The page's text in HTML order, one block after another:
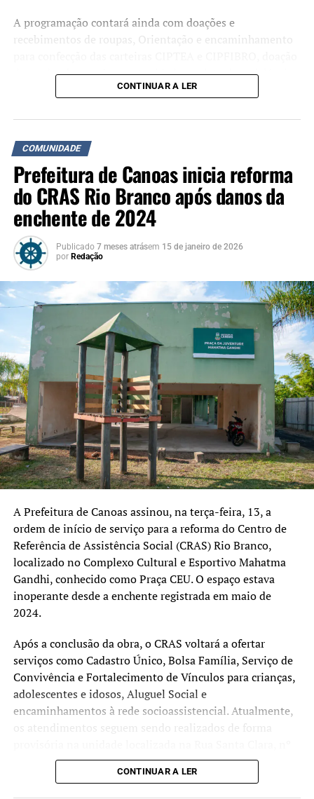
A programação contará ainda com doações e
recebimentos de roupas, Orientação e encaminhamento
de mudas, banco de oportunidades, coleta de recicláveis,
doação de livros, banco de oportunidades. Diversos
longo da manhã.
CONTINUAR A LER
COMUNIDADE
Prefeitura de Canoas inicia reforma
do CRAS Rio Branco após danos da
enchente de 2024
Publicado 7 meses atrásem 15 de janeiro de 2026
por Redação
A Prefeitura de Canoas assinou, na terça-feira, 13, a
ordem de início de serviço para a reforma do Centro de
Referência de Assistência Social (CRAS) Rio Branco,
localizado no Complexo Cultural e Esportivo Mahatma
Gandhi, conhecido como Praça CEU. O espaço estava
inoperante desde a enchente registrada em maio de
2024.
Após a conclusão da obra, o CRAS voltará a ofertar
serviços como Cadastro Único, Bolsa Família, Serviço de
Convivência e Fortalecimento de Vínculos para crianças,
adolescentes e idosos, Aluguel Social e
encaminhamentos à rede socioassistencial. Atualmente,
os atendimentos seguem sendo realizados de forma
382, no bairro Rio Branco.
CONTINUAR A LER